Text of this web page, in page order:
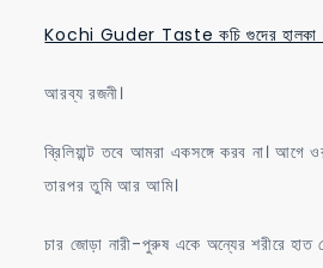
Kochi Guder Taste কচি গুদের হালকা
আরব্য রজনী।
ব্রিলিয়ান্ট তবে আমরা একসঙ্গে করব না। আগে
তারপর তুমি আর আমি।
চার জোড়া নারী-পুরুষ একে অন্যের শরীরে হাত